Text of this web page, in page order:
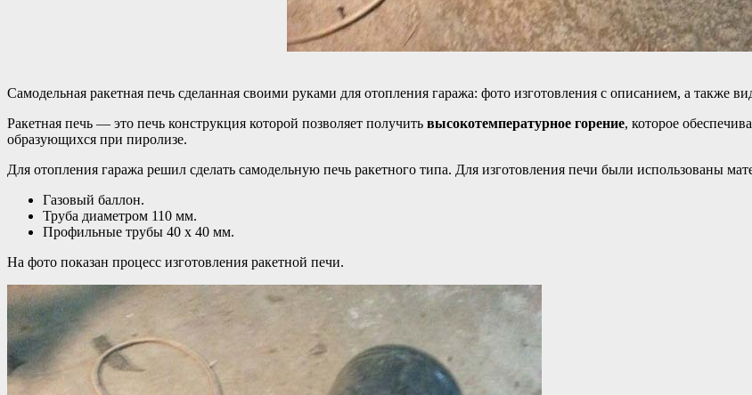
Самодельная ракетная печь сделанная своими руками для отопления гаража: фото изготовления с описанием, а также
Ракетная печь — это печь конструкция которой позволяет получить высокотемпературное горение, которое
образующихся при пиролизе.
Для отопления гаража решил сделать самодельную печь ракетного типа. Для изготовления печи были использованы
Газовый баллон.
Труба диаметром 110 мм.
Профильные трубы 40 х 40 мм.
На фото показан процесс изготовления ракетной печи.